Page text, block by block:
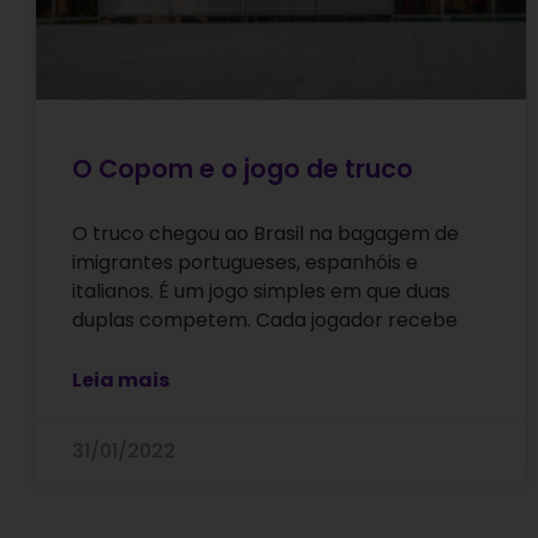
O Copom e o jogo de truco
O truco chegou ao Brasil na bagagem de
imigrantes portugueses, espanhóis e
italianos. É um jogo simples em que duas
duplas competem. Cada jogador recebe
Leia mais